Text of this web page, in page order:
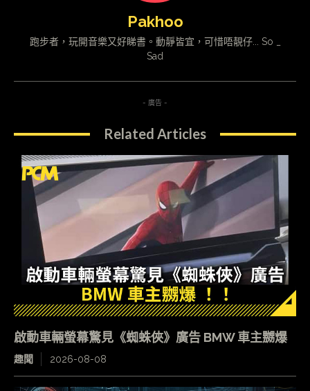
Pakhoo
跑步者，玩開音樂又好睇書。動靜皆宜，可惜唔靚仔... So _
Sad
- 廣告 -
Related Articles
啟動車輛螢幕驚見《蜘蛛俠》廣告 BMW 車主嬲爆
趣聞 2026-08-08